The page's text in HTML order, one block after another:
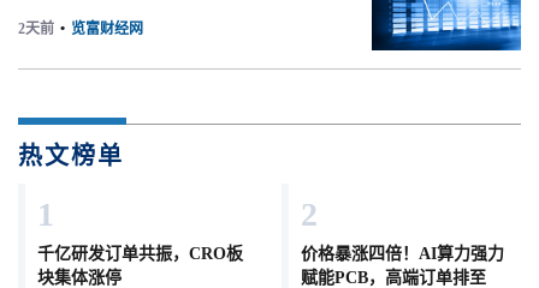
2天前 • 览富财经网
热文榜单
1
千亿研发订单共振，CRO板
块集体涨停
2
价格暴涨四倍！AI算力强力
赋能PCB，高端订单排至